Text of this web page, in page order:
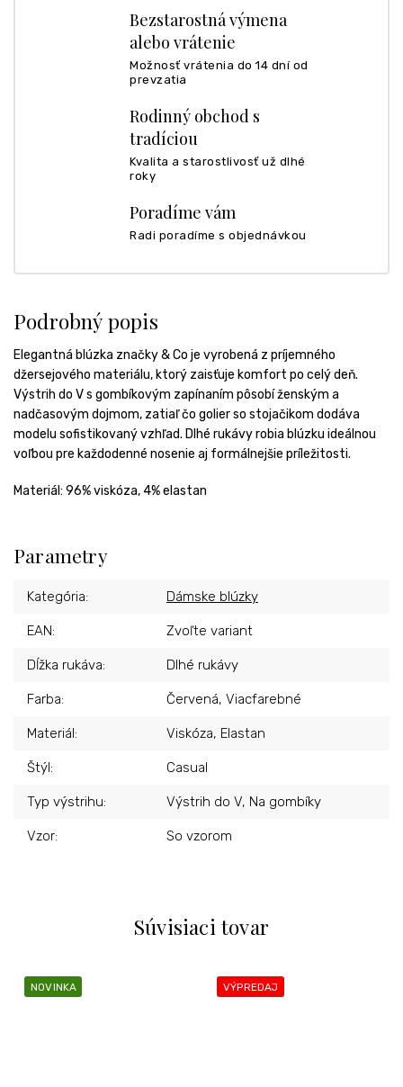
Bezstarostná výmena
alebo vrátenie
Možnosť vrátenia do 14 dní od
prevzatia
Rodinný obchod s
tradíciou
Kvalita a starostlivosť už dlhé
roky
Poradíme vám
Radi poradíme s objednávkou
Súvisiaci tovar
NOVINKA VÝPREDAJ
Podrobný popis
Elegantná blúzka značky & Co je vyrobená z príjemného
džersejového materiálu, ktorý zaisťuje komfort po celý deň.
Výstrih do V s gombíkovým zapínaním pôsobí ženským a
nadčasovým dojmom, zatiaľ čo golier so stojačikom dodáva
modelu sofistikovaný vzhľad. Dlhé rukávy robia blúzku ideálnou
voľbou pre každodenné nosenie aj formálnejšie príležitosti.
Materiál: 96% viskóza, 4% elastan
Parametry
Kategória: Dámske blúzky
EAN: Zvoľte variant
Dĺžka rukáva: Dlhé rukávy
Farba: Červená, Viacfarebné
Materiál: Viskóza, Elastan
Štýl: Casual
Typ výstrihu: Výstrih do V, Na gombíky
Vzor: So vzorom